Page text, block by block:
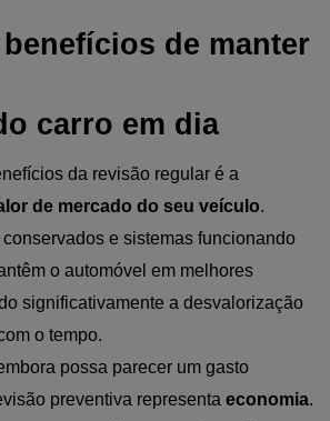
de manter
carro em dia
de mercado do seu veículo.
e sistemas funcionando
o automóvel em melhores
significativamente a desvalorização
o tempo.
possa parecer um gasto
preventiva representa economia.